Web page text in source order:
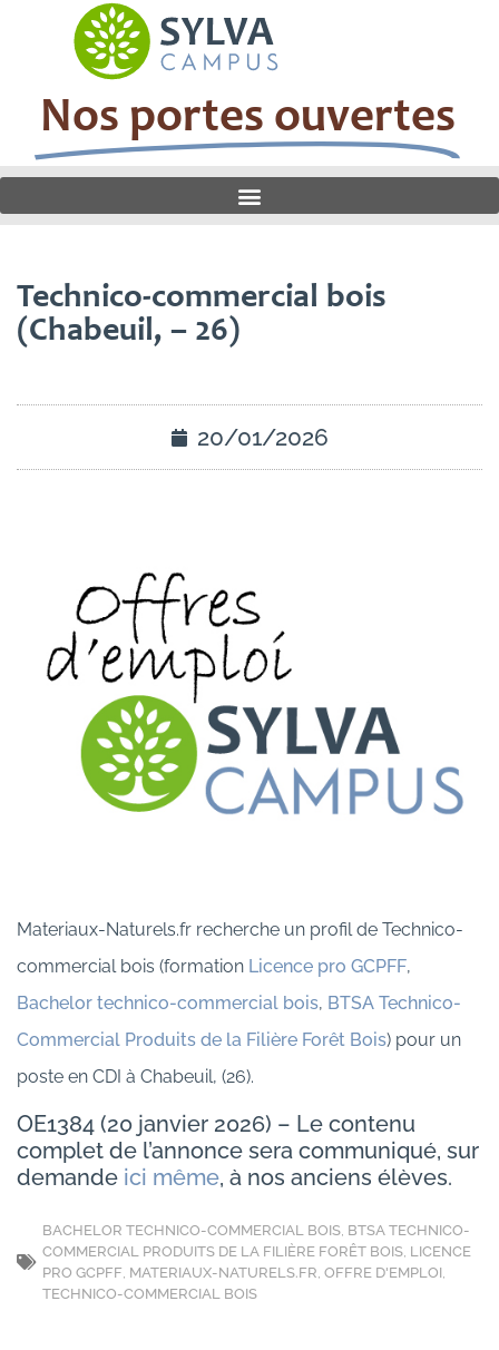
Nos portes ouvertes
Technico-commercial bois
(Chabeuil, – 26)
20/01/2026
Materiaux-Naturels.fr recherche un profil de Technico-
commercial bois (formation Licence pro GCPFF,
Bachelor technico-commercial bois, BTSA Technico-
Commercial Produits de la Filière Forêt Bois) pour un
poste en CDI à Chabeuil, (26).
OE1384 (20 janvier 2026) – Le contenu
complet de l’annonce sera communiqué, sur
demande ici même, à nos anciens élèves.
BACHELOR TECHNICO-COMMERCIAL BOIS, BTSA TECHNICO-
COMMERCIAL PRODUITS DE LA FILIÈRE FORÊT BOIS, LICENCE
PRO GCPFF, MATERIAUX-NATURELS.FR, OFFRE D'EMPLOI,
TECHNICO-COMMERCIAL BOIS